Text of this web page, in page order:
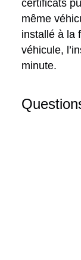
certificats
même
installé à la
véhicule,
minute.